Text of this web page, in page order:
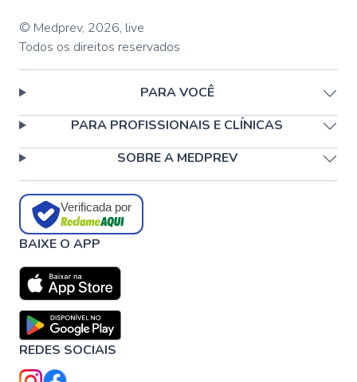
© Medprev, 2026, live
Todos os direitos reservados
PARA VOCÊ
PARA PROFISSIONAIS E CLÍNICAS
SOBRE A MEDPREV
Verificada por
BAIXE O APP
REDES SOCIAIS